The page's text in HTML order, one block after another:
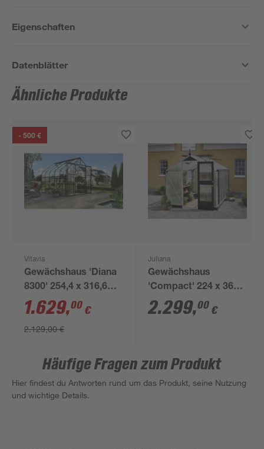
Eigenschaften
Datenblätter
Ähnliche Produkte
- 500 €
Vitavia
Gewächshaus 'Diana
8300' 254,4 x 316,6
cm mit 3 mm
Sicherheitsglas
schwarz
1.629,00 €
2.129,00 €
Juliana
Gewächshaus
'Compact' 224 x 368
cm mit 10 mm
Doppelstegplatten
2.299,00 €
Häufige Fragen zum Produkt
Hier findest du Antworten rund um das Produkt, seine Nutzung
und wichtige Details.